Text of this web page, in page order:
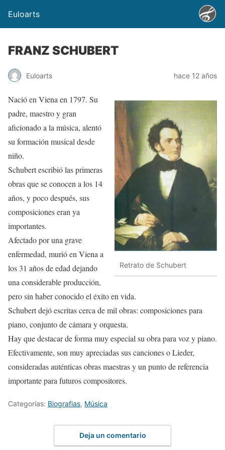
Euloarts
FRANZ SCHUBERT
Euloarts hace 12 años
Retrato de Schubert
Nació en Viena en 1797. Su
padre, maestro y gran
aficionado a la música, alentó
su formación musical desde
niño.
Schubert escribió las primeras
obras que se conocen a los 14
años, y poco después, sus
composiciones eran ya
importantes.
Afectado por una grave
enfermedad, murió en Viena a
los 31 años de edad dejando
una considerable producción,
pero sin haber conocido el éxito en vida.
Schubert dejó escritas cerca de mil obras: composiciones para
piano, conjunto de cámara y orquesta.
Hay que destacar de forma muy especial su obra para voz y piano.
Efectivamente, son muy apreciadas sus canciones o Lieder,
consideradas auténticas obras maestras y un punto de referencia
importante para futuros compositores.
Categorías: Biografias, Música
Deja un comentario